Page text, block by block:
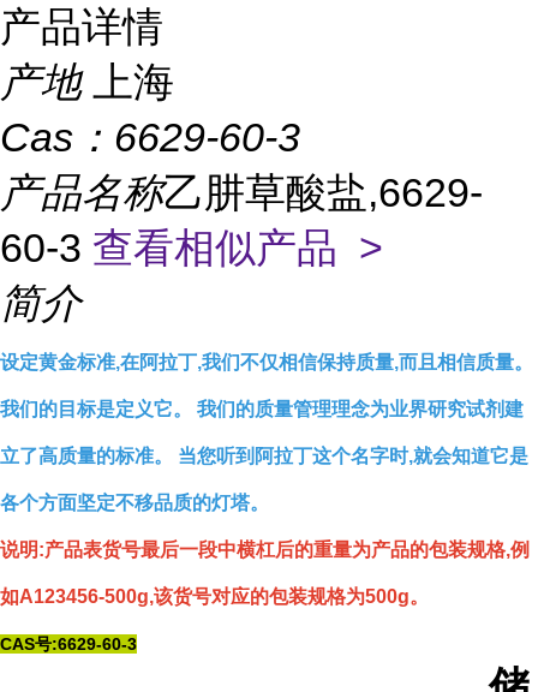
产品详情
产地
上海
Cas： 6629-60-3
产品名称乙肼草酸盐,6629-
60-3 查看相似产品 >
简介
设定黄金标准,在阿拉丁,我们不仅相信保持质量,而且相信质量。
我们的目标是定义它。 我们的质量管理理念为业界研究试剂建
立了高质量的标准。 当您听到阿拉丁这个名字时,就会知道它是
各个方面坚定不移品质的灯塔。
说明:产品表货号最后一段中横杠后的重量为产品的包装规格,例
如A123456-500g,该货号对应的包装规格为500g。
CAS号:6629-60-3